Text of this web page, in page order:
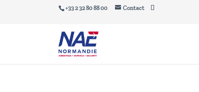
+33 2 32 80 88 00 Contact